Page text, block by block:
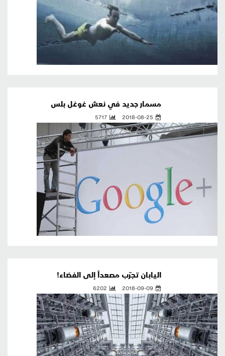
مسمار جديد في نعش غوغل بلس
2018-08-25
5717
اليابان تجرّب مصعداً إلى الفضاء!
2018-09-09
6202